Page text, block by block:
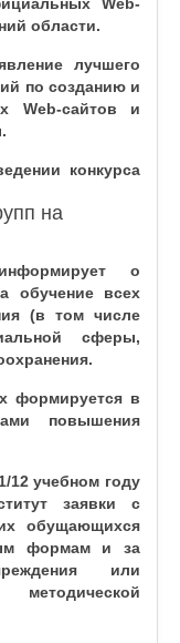
области.
лучшего
по созданию и
Web-сайтов и
конкурса
на
о
обучение всех
(в том числе
сферы,
формируется в
повышения
12 учебном году
заявки с
обущающихся
формам и за
или
методической